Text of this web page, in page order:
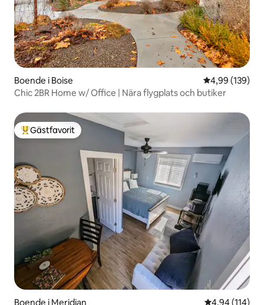
Boende i Boise 4,99 av 5 i
4,99 (139)
Chic 2BR Home w/ Office | Nära flygplats och butiker
Populär gästfavorit
Gästfavorit
Boende i Meridian 4,94 av 5 i
4,94 (114)